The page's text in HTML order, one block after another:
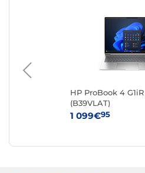
HP ProBook 4 G1iR
(B39VLAT)
1 099€95